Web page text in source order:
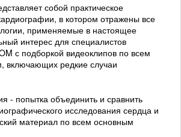
собой практическое
в котором отражены все
применяемые в настоящее
интерес для специалистов
с подборкой видеоклипов по всем
включающих редкие случаи
- попытка объединить и сравнить
исследования сердца и
материал по всем основным